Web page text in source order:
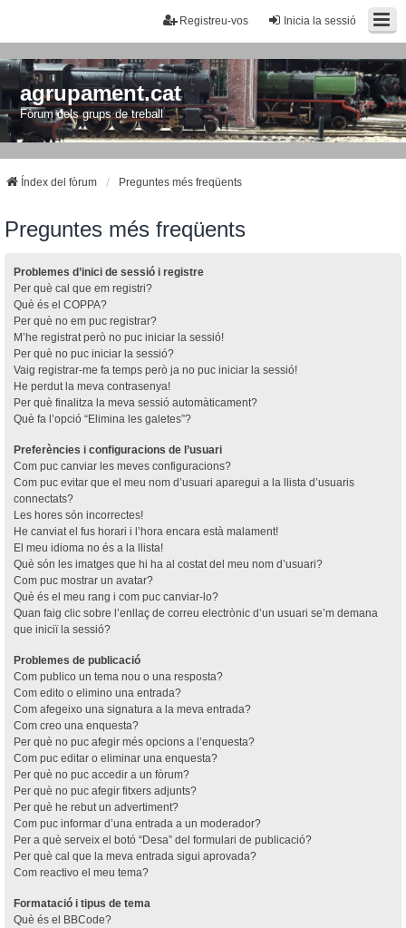
Inicia la sessió
Registreu-vos
agrupament.cat
Fòrum dels grups de treball
Índex del fòrum Preguntes més freqüents
Preguntes més freqüents
Problemes d’inici de sessió i registre
Per què cal que em registri?
Què és el COPPA?
Per què no em puc registrar?
M’he registrat però no puc iniciar la sessió!
Per què no puc iniciar la sessió?
Vaig registrar-me fa temps però ja no puc iniciar la sessió!
He perdut la meva contrasenya!
Per què finalitza la meva sessió automàticament?
Què fa l’opció “Elimina les galetes”?
Preferències i configuracions de l’usuari
Com puc canviar les meves configuracions?
Com puc evitar que el meu nom d’usuari aparegui a la llista d’usuaris
connectats?
Les hores són incorrectes!
He canviat el fus horari i l’hora encara està malament!
El meu idioma no és a la llista!
Què són les imatges que hi ha al costat del meu nom d’usuari?
Com puc mostrar un avatar?
Què és el meu rang i com puc canviar-lo?
Quan faig clic sobre l’enllaç de correu electrònic d’un usuari se’m demana
que iniciï la sessió?
Problemes de publicació
Com publico un tema nou o una resposta?
Com edito o elimino una entrada?
Com afegeixo una signatura a la meva entrada?
Com creo una enquesta?
Per què no puc afegir més opcions a l’enquesta?
Com puc editar o eliminar una enquesta?
Per què no puc accedir a un fòrum?
Per què no puc afegir fitxers adjunts?
Per què he rebut un advertiment?
Com puc informar d’una entrada a un moderador?
Per a què serveix el botó “Desa” del formulari de publicació?
Per què cal que la meva entrada sigui aprovada?
Com reactivo el meu tema?
Formatació i tipus de tema
Què és el BBCode?